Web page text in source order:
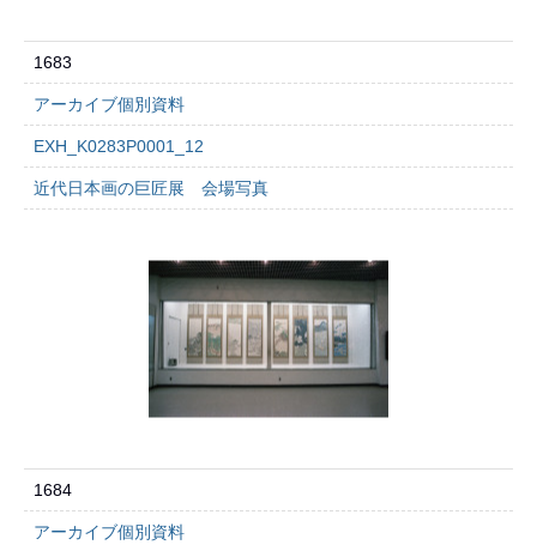
1683
アーカイブ個別資料
EXH_K0283P0001_12
近代日本画の巨匠展 会場写真
1684
アーカイブ個別資料